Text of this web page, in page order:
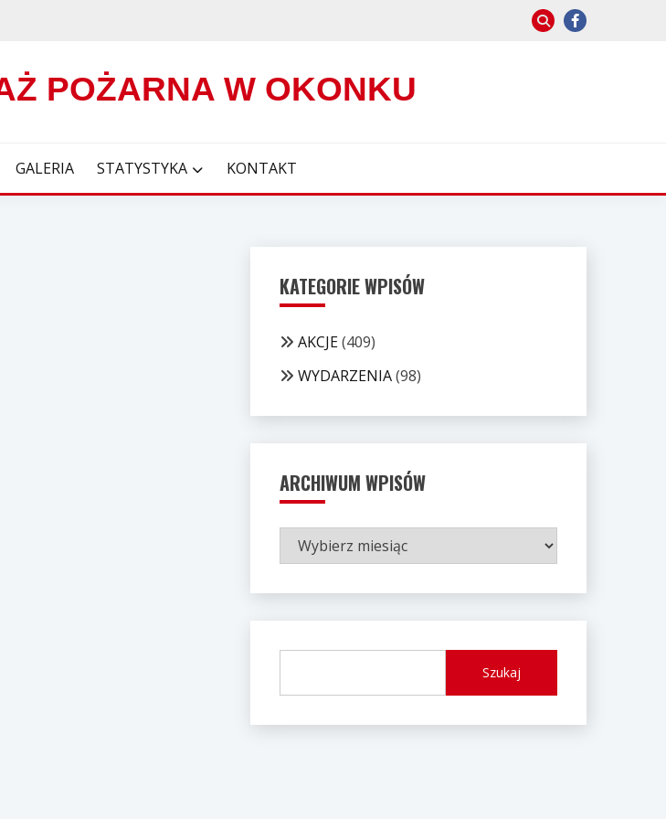
POŻARNA W OKONKU
GALERIA STATYSTYKA KONTAKT
KATEGORIE WPISÓW
AKCJE(409)
WYDARZENIA(98)
ARCHIWUM WPISÓW
ARCHIWUM
WPISÓW
Szukaj